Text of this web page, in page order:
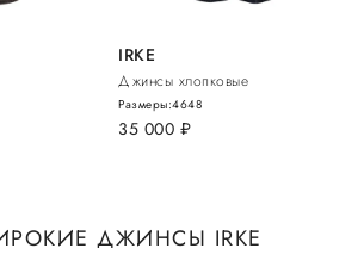
IRKE
Джинсы хлопковые
35 000 руб.
Размеры:4648
ДЖИНСЫ IRKE